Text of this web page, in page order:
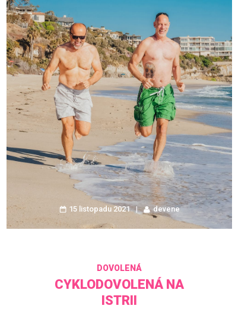
15 listopadu 2021 devene
DOVOLENÁ
CYKLODOVOLENÁ NA
ISTRII